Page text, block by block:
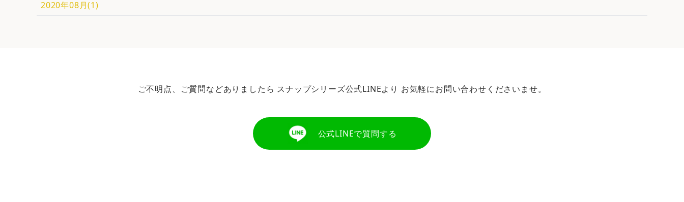
2020年08月(1)
ご不明点、ご質問などありましたら スナップシリーズ公式LINEより お気軽にお問い合わせくださいませ。
公式LINEで質問する